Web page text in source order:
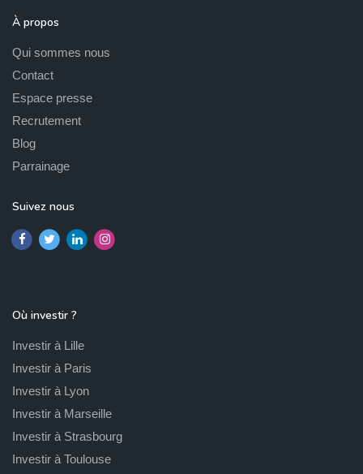
À propos
Qui sommes nous
Contact
Espace presse
Recrutement
Blog
Parrainage
Suivez nous
Où investir ?
Investir à Lille
Investir à Paris
Investir à Lyon
Investir à Marseille
Investir à Strasbourg
Investir à Toulouse